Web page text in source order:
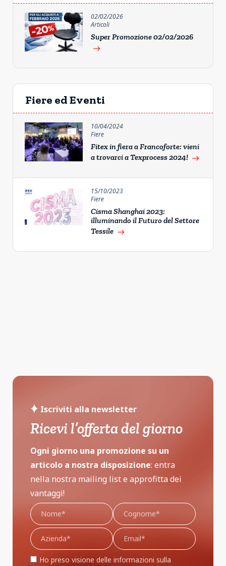
02/02/2026
Articoli
Super Promozione 02/02/2026
east
Fiere ed Eventi
10/04/2024
Fiere
Fitex in fiera a Francoforte: vieni
a trovarci a Texprocess 2024! east
15/10/2023
Fiere
Cisma Shanghai 2023:
illuminando il Futuro del Settore
Tessile east
Iscriviti alla newsletter
Ricevi l’offerta del giorno
Ogni giorno una promozione su un
articolo a nostra disposizione: entra
nella nostra mailing list e approfitta dei
vantaggi!
Ho preso visione delle informazioni sulla